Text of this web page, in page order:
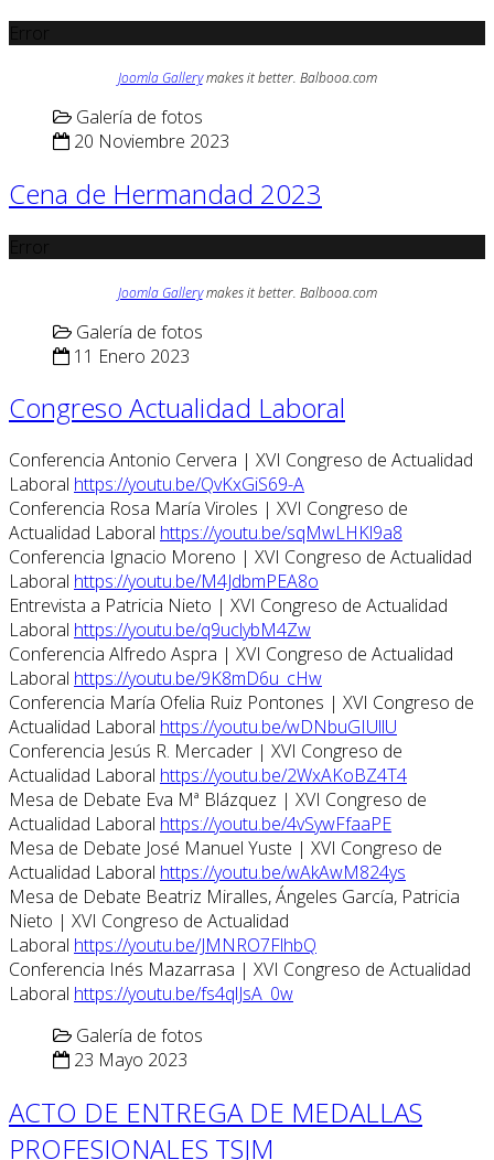
Joomla Gallerymakes it better. Balbooa.com
Galería de fotos
20 Noviembre 2023
Cena de Hermandad 2023
Joomla Gallerymakes it better. Balbooa.com
Galería de fotos
11 Enero 2023
Congreso Actualidad Laboral
Conferencia Antonio Cervera | XVI Congreso de Actualidad
Laboral https://youtu.be/QvKxGiS69-A
Conferencia Rosa María Viroles | XVI Congreso de
Actualidad Laboral https://youtu.be/sqMwLHKl9a8
Conferencia Ignacio Moreno | XVI Congreso de Actualidad
Laboral https://youtu.be/M4JdbmPEA8o
Entrevista a Patricia Nieto | XVI Congreso de Actualidad
Laboral https://youtu.be/q9uclybM4Zw
Conferencia Alfredo Aspra | XVI Congreso de Actualidad
Laboral https://youtu.be/9K8mD6u_cHw
Conferencia María Ofelia Ruiz Pontones | XVI Congreso de
Actualidad Laboral https://youtu.be/wDNbuGIUllU
Conferencia Jesús R. Mercader | XVI Congreso de
Actualidad Laboral https://youtu.be/2WxAKoBZ4T4
Mesa de Debate Eva Mª Blázquez | XVI Congreso de
Actualidad Laboral https://youtu.be/4vSywFfaaPE
Mesa de Debate José Manuel Yuste | XVI Congreso de
Actualidad Laboral https://youtu.be/wAkAwM824ys
Mesa de Debate Beatriz Miralles, Ángeles García, Patricia
Nieto | XVI Congreso de Actualidad
Laboral https://youtu.be/JMNRO7FlhbQ
Conferencia Inés Mazarrasa | XVI Congreso de Actualidad
Laboral https://youtu.be/fs4qlJsA_0w
Galería de fotos
23 Mayo 2023
ACTO DE ENTREGA DE MEDALLAS
PROFESIONALES TSJM